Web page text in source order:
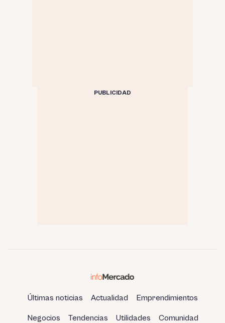
PUBLICIDAD
Últimas noticias Actualidad Emprendimientos
Negocios Tendencias Utilidades Comunidad